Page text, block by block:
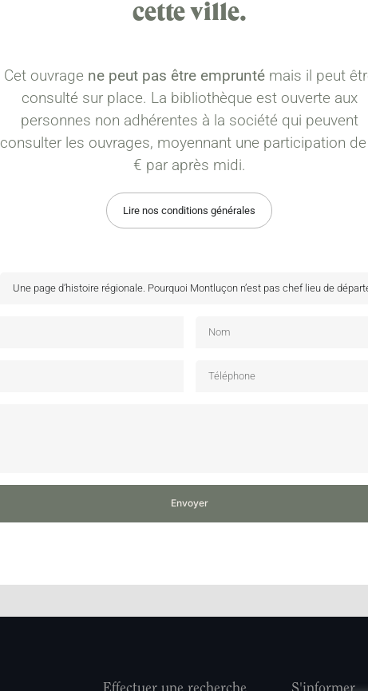
cette ville.
Cet ouvrage ne peut pas être empruntémais il peut
consulté sur place. La bibliothèque est ouverte aux
personnes non adhérentes à la société qui peuvent
consulter les ouvrages, moyennant une participation
€ par après midi.
Lire nos conditions générales
Envoyer